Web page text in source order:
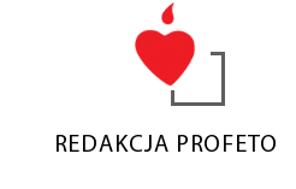
REDAKCJA PROFETO